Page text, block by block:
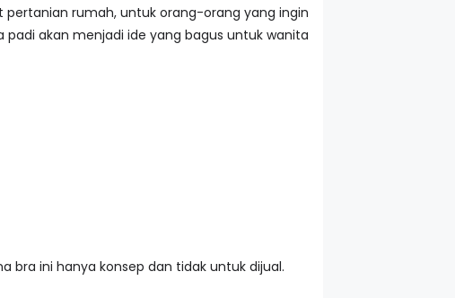
rumah, untuk orang-orang yang ingin
akan menjadi ide yang bagus untuk wanita
bra ini hanya konsep dan tidak untuk dijual.